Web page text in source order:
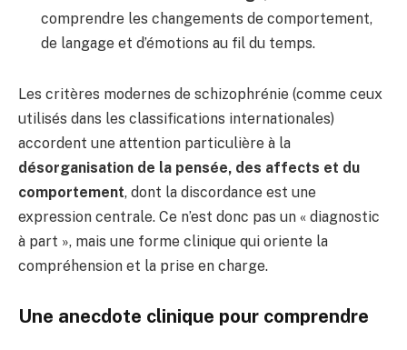
comprendre les changements de comportement,
de langage et d’émotions au fil du temps.
Les critères modernes de schizophrénie (comme ceux
utilisés dans les classifications internationales)
accordent une attention particulière à la
désorganisation de la pensée, des affects et du
comportement, dont la discordance est une
expression centrale. Ce n’est donc pas un « diagnostic
à part », mais une forme clinique qui oriente la
compréhension et la prise en charge.
Une anecdote clinique pour comprendre